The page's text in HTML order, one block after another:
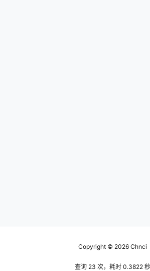
Copyright © 2026Chnci
查询 23 次，耗时 0.3822 秒